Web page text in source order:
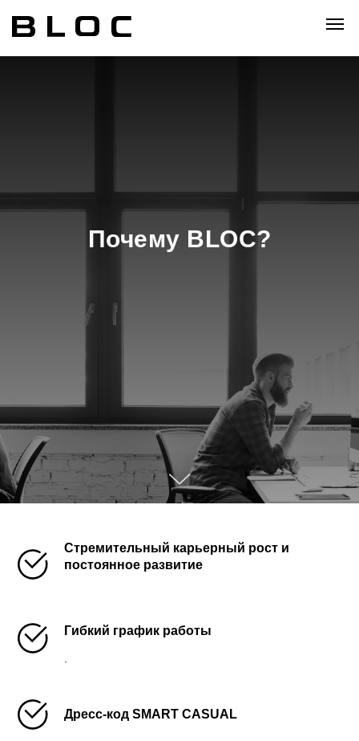
Почему BLOC?
Стремительный карьерный рост и
постоянное развитие
Гибкий график работы
Дресс-код SMART CASUAL